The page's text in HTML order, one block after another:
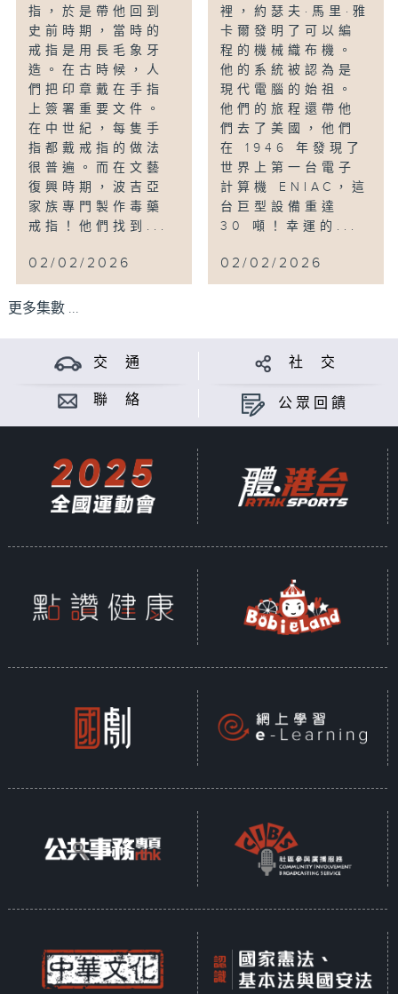
指，於是帶他回到
史前時期，當時的
戒指是用長毛象牙
造。在古時候，人
們把印章戴在手指
上簽署重要文件。
在中世紀，每隻手
指都戴戒指的做法
很普遍。而在文藝
復興時期，波吉亞
家族專門製作毒藥
戒指！他們找到...
02/02/2026
裡，約瑟夫·馬里·雅
卡爾發明了可以編
程的機械織布機。
他的系統被認為是
現代電腦的始祖。
他們的旅程還帶他
們去了美國，他們
在 1946 年發現了
世界上第一台電子
計算機 ENIAC，這
台巨型設備重達
30 噸！幸運的...
02/02/2026
更多集數 ...
交 通 社 交
聯 絡 公眾回饋